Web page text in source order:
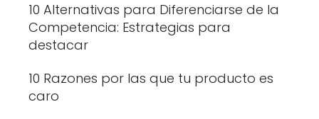
10 Alternativas para Diferenciarse de la
Competencia: Estrategias para
destacar
10 Razones por las que tu producto es
caro